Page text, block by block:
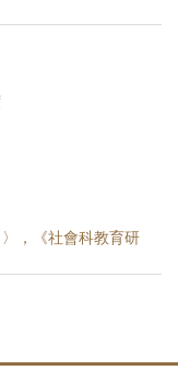
，《社會科教育研